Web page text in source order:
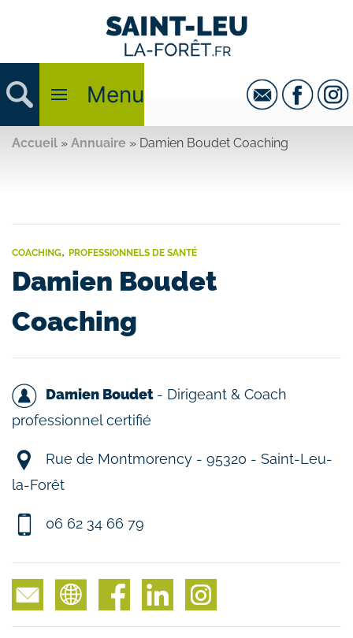
Menu
Accueil » Annuaire » Damien Boudet Coaching
COACHING, PROFESSIONNELS DE SANTÉ
Damien Boudet
Coaching
Damien Boudet - Dirigeant & Coach
professionnel certifié
Rue de Montmorency - 95320 - Saint-Leu-
la-Forêt
06 62 34 66 79